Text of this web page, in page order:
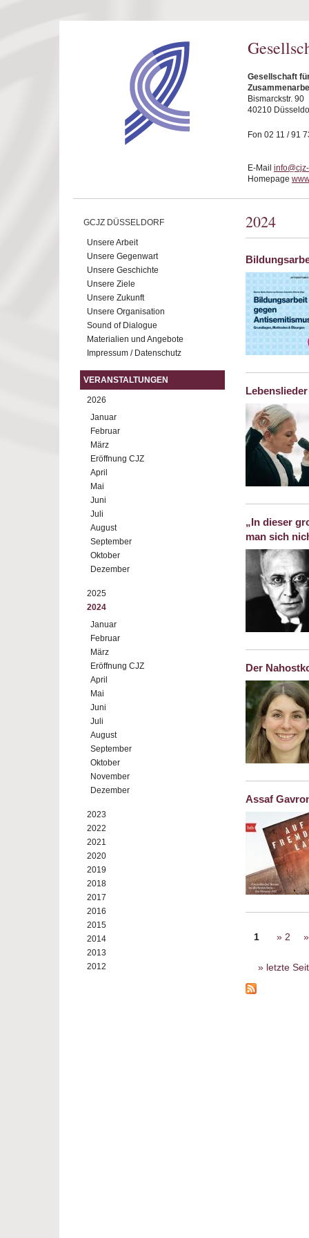
Gesellschaft
Bismarckstr. 90
40210
Fon 02 11 / 91
E-Mail
Homepage
GCJZ DÜSSELDORF
Unsere Arbeit
Unsere Gegenwart
Unsere Geschichte
Unsere Ziele
Unsere Zukunft
Unsere Organisation
Sound of Dialogue
Materialien und Angebote
Impressum / Datenschutz
VERANSTALTUNGEN
2026
Januar
Februar
März
Eröffnung CJZ
April
Mai
Juni
Juli
August
September
Oktober
Dezember
2025
2024
Januar
Februar
März
Eröffnung CJZ
April
Mai
Juni
Juli
August
September
Oktober
November
Dezember
2023
2022
2021
2020
2019
2018
2017
2016
2015
2014
2013
2012
2024
Lebenslieder
„In dieser
man sich
Der
Assaf
Seiten
1 2
letzte